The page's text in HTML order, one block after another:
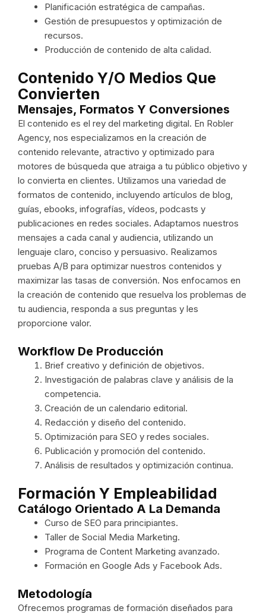
Planificación estratégica de campañas.
Gestión de presupuestos y optimización de
recursos.
Producción de contenido de alta calidad.
Contenido Y/o Medios Que
Convierten
Mensajes, Formatos Y Conversiones
El contenido es el rey del marketing digital. En Robler
Agency, nos especializamos en la creación de
contenido relevante, atractivo y optimizado para
motores de búsqueda que atraiga a tu público objetivo y
lo convierta en clientes. Utilizamos una variedad de
formatos de contenido, incluyendo artículos de blog,
guías, ebooks, infografías, vídeos, podcasts y
publicaciones en redes sociales. Adaptamos nuestros
mensajes a cada canal y audiencia, utilizando un
lenguaje claro, conciso y persuasivo. Realizamos
pruebas A/B para optimizar nuestros contenidos y
maximizar las tasas de conversión. Nos enfocamos en
la creación de contenido que resuelva los problemas de
tu audiencia, responda a sus preguntas y les
proporcione valor.
Workflow De Producción
Brief creativo y definición de objetivos.
Investigación de palabras clave y análisis de la
competencia.
Creación de un calendario editorial.
Redacción y diseño del contenido.
Optimización para SEO y redes sociales.
Publicación y promoción del contenido.
Análisis de resultados y optimización continua.
Formación Y Empleabilidad
Catálogo Orientado A La Demanda
Curso de SEO para principiantes.
Taller de Social Media Marketing.
Programa de Content Marketing avanzado.
Formación en Google Ads y Facebook Ads.
Metodología
Ofrecemos programas de formación diseñados para